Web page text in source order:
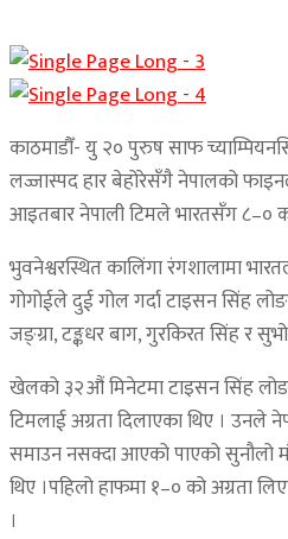
काठमाडौँ- यु २० पुरुष साफ
लज्जास्पद हार बेहोरेसँगै नेपालको
आइतबार नेपाली टिमले भारतसँग ८–०
भुवनेश्वरस्थित कालिंगा रंगशालामा
गोगोईले दुई गोल गर्दा टाइसन सिंह
जङ्ग्रा, टङ्कधर बाग, गुरकिरत सिंह र
खेलको ३२औं मिनेटमा टाइसन सिंह
टिमलाई अग्रता दिलाएका थिए ।
समाउन नसक्दा आएको पाएको सुनौलो
थिए ।पहिलो हाफमा १–० को अग्रता
।